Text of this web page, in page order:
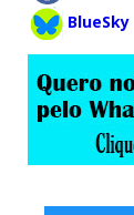
BlueSky